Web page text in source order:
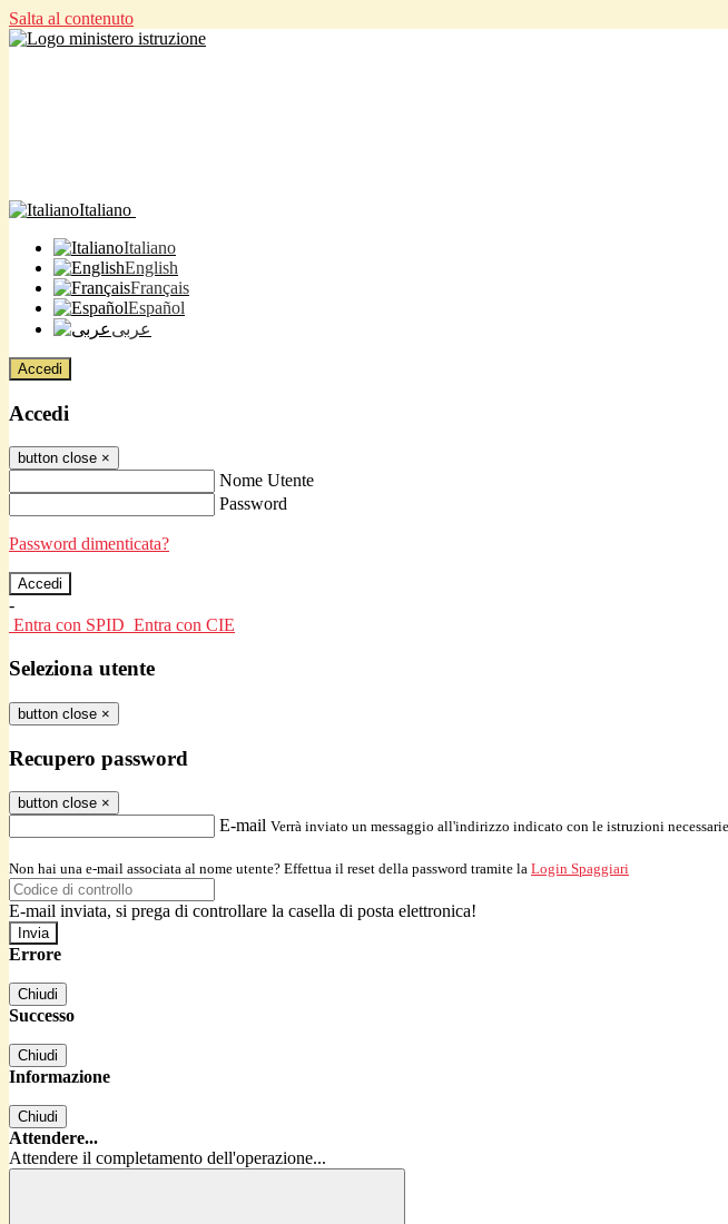
Salta al contenuto
Italiano
Italiano
English
Français
Español
عربى
Accedi
Accedi
button close ×
Nome Utente
Password
Password dimenticata?
-
Entra con SPID Entra con CIE
Seleziona utente
button close ×
Recupero password
button close ×
E-mail Verrà inviato un messaggio all'indirizzo indicato con le istruzioni
Non hai una e-mail associata al nome utente? Effettua il reset della password tramite la Login Spaggiari
E-mail inviata, si prega di controllare la casella di posta elettronica!
Errore
Chiudi
Successo
Chiudi
Informazione
Chiudi
Attendere...
Attendere il completamento dell'operazione...